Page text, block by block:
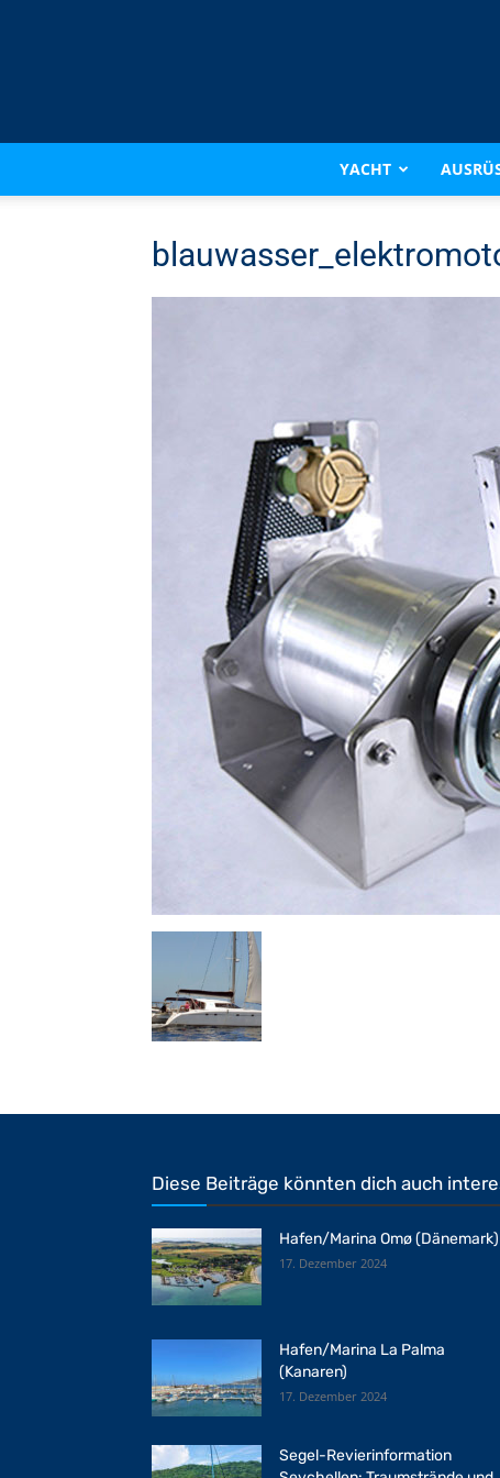
YACHT
Diese Beiträge könnten dich auch
Hafen/Marina Omø (Dänemark)
17. Dezember 2024
Hafen/Marina La Palma
(Kanaren)
17. Dezember 2024
Segel-Revierinformation